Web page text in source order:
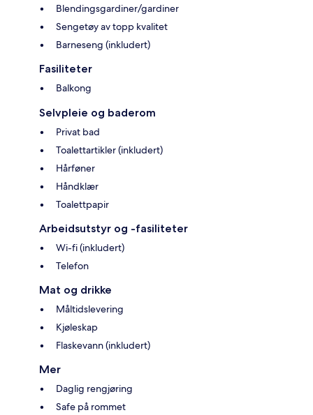
Blendingsgardiner/gardiner
Sengetøy av topp kvalitet
Barneseng (inkludert)
Fasiliteter
Balkong
Selvpleie og baderom
Privat bad
Toalettartikler (inkludert)
Hårføner
Håndklær
Toalettpapir
Arbeidsutstyr og -fasiliteter
Wi-fi (inkludert)
Telefon
Mat og drikke
Måltidslevering
Kjøleskap
Flaskevann (inkludert)
Mer
Daglig rengjøring
Safe på rommet